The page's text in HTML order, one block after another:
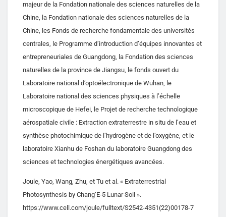
majeur de la Fondation nationale des sciences naturelles de la
Chine, la Fondation nationale des sciences naturelles de la
Chine, les Fonds de recherche fondamentale des universités
centrales, le Programme d’introduction d’équipes innovantes et
entrepreneuriales de Guangdong, la Fondation des sciences
naturelles de la province de Jiangsu, le fonds ouvert du
Laboratoire national d’optoélectronique de Wuhan, le
Laboratoire national des sciences physiques à l’échelle
microscopique de Hefei, le Projet de recherche technologique
aérospatiale civile : Extraction extraterrestre in situ de l’eau et
synthèse photochimique de l’hydrogène et de l’oxygène, et le
laboratoire Xianhu de Foshan du laboratoire Guangdong des
sciences et technologies énergétiques avancées.
Joule, Yao, Wang, Zhu, et Tu et al. « Extraterrestrial
Photosynthesis by Chang’E-5 Lunar Soil ».
https://www.cell.com/joule/fulltext/S2542-4351(22)00178-7